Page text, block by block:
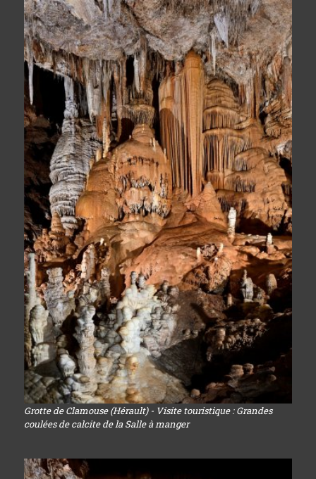
Grotte de Clamouse (Hérault) - Visite touristique : Grandes
coulées de calcite de la Salle à manger